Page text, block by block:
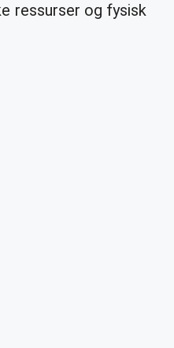
ressurser og fysisk